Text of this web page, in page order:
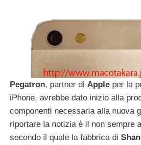
Pegatron, partner di Apple per la
iPhone, avrebbe dato inizio alla
componenti necessaria alla nuova
riportare la notizia è il non sempre
secondo il quale la fabbrica di